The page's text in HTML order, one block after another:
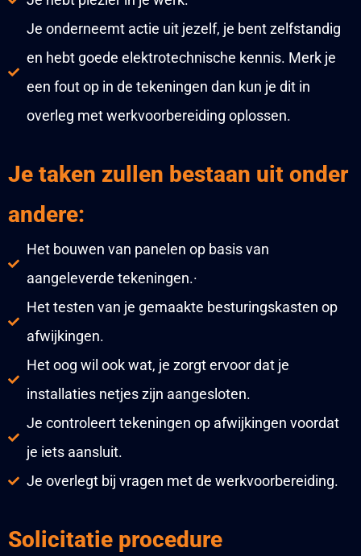
Je onderneemt actie uit jezelf, je bent zelfstandig
en hebt goede elektrotechnische kennis. Merk je
een fout op in de tekeningen dan kun je dit in
overleg met werkvoorbereiding oplossen.
Je taken zullen bestaan uit onder
andere:
Het bouwen van panelen op basis van
aangeleverde tekeningen.·
Het testen van je gemaakte besturingskasten op
afwijkingen.
Het oog wil ook wat, je zorgt ervoor dat je
installaties netjes zijn aangesloten.
Je controleert tekeningen op afwijkingen voordat
je iets aansluit.
Je overlegt bij vragen met de werkvoorbereiding.
Solicitatie procedure